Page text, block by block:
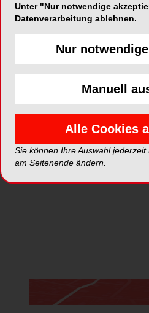
48153 Münster
Tel.: +492517607275
akademie@plandent.de
www.plandent.de/
Anmelden
Jetzt anmelden
Unter "Nur notwendige
Datenverarbeitung ablehnen.
Nur
Manuell
Alle Cookies
Sie können Ihre Auswahl
am Seitenende ändern.